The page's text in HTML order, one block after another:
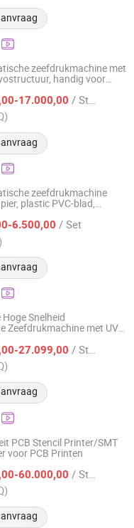
zeefdrukmachine met
handig voor
17.000,00 / Stuk
Co., Ltd.
2015
zeefdrukmachine
plastic PVC-blad,
6.500,00 / Set
2025
Snelheid
Zeefdrukmachine met UV
27.099,00 / Stuk
LTD
2008
PCB Stencil Printer/SMT
voor PCB Printen
60.000,00 / Stuk
2013